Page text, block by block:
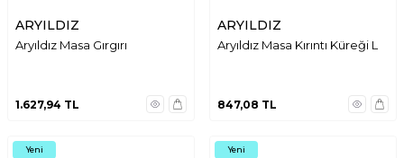
ARYILDIZ
Aryıldız Masa Gırgırı
1.627,94 TL
ARYILDIZ
Aryıldız Masa Kırıntı Küreği L
847,08 TL
Yeni Yeni